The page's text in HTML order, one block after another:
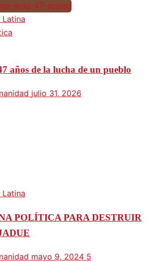
Latina
años de la lucha de un pueblo
julio 31, 2026
Latina
POLÍTICA PARA DESTRUIR
mayo 9, 2024 5